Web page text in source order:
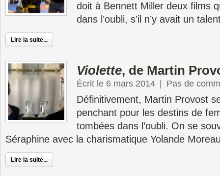
doit à Bennett Miller deux films
dans l’oubli, s’il n’y avait un
Lire la suite...
Violette, de Martin
Écrit le 6 mars 2014 Pas de
Définitivement, Martin Provost
penchant pour les destins de
tombées dans l’oubli. On se
Séraphine avec la charismatique Yolande
Lire la suite...